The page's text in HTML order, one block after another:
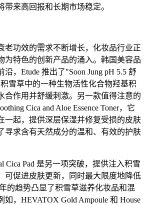
来高回报和长期市场稳定。
老功效的需求不断增长，化妆品行业正
为特色的创新产品的涌入。韩国美容品
沿，Etude 推出了"Soon Jung pH 5.5 舒
雪草中的一种生物活性化合物羟基积
合作用并舒缓刺激。另一款值得注意的
Cica and Aloe Essence Toner，它
一起，提供深层保湿并修复受损的皮肤
寻求含有天然成分的温和、有效的护肤
Cica Pad 是另一项突破，提供注入积雪
可促进皮肤更新，同时最大限度地降低
的趋势凸显了积雪草滋养化妆品和混
，HEVATOX Gold Ampoule 和 House